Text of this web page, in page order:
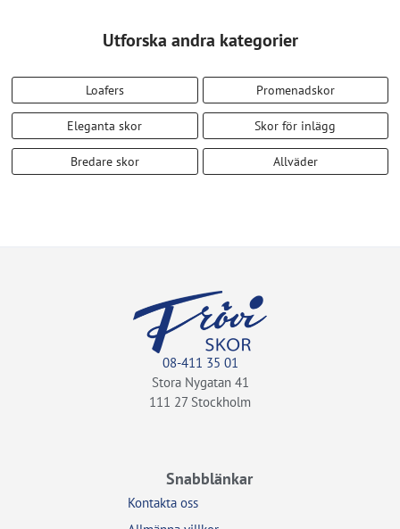
Utforska andra kategorier
Loafers Promenadskor
Eleganta skor Skor för inlägg
Bredare skor Allväder
08-411 35 01
Stora Nygatan 41
111 27 Stockholm
Snabblänkar
Kontakta oss